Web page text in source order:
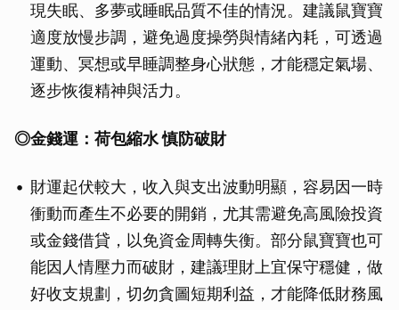
現失眠、多夢或睡眠品質不佳的情況。建議鼠寶寶
適度放慢步調，避免過度操勞與情緒內耗，可透過
運動、冥想或早睡調整身心狀態，才能穩定氣場、
逐步恢復精神與活力。
◎金錢運：荷包縮水 慎防破財
財運起伏較大，收入與支出波動明顯，容易因一時
衝動而產生不必要的開銷，尤其需避免高風險投資
或金錢借貸，以免資金周轉失衡。部分鼠寶寶也可
能因人情壓力而破財，建議理財上宜保守穩健，做
好收支規劃，切勿貪圖短期利益，才能降低財務風